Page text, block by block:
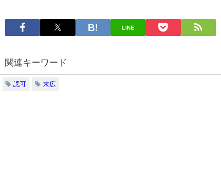
LINE
関連キーワード
認可 末広